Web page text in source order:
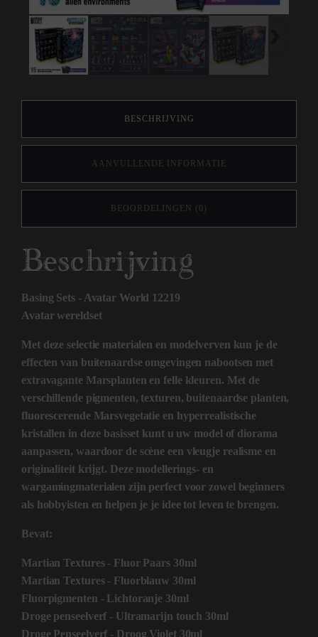
BESCHRIJVING
AANVULLENDE INFORMATIE
BEOORDELINGEN (0)
Beschrijving
Basing Sets - Avatar World 12219
Avatar wereldset
Met deze selectie materialen en modelverven kun je de
effecten van buitenaardse omgevingen nabootsen met
extravagante Marsplanten en felle kleuren. Met de
verschillende pigmenten, texturen, buitenaardse planten,
fluorescerende Marsvegetatie en hyperrealistische
kristallen in deze basisset kunt u uw model of diorama
aanpassen, waardoor de scène een vleugje realisme en
originaliteit krijgt. Deze modellerings- en
wargamingmaterialen zijn perfect voor zowel beginners
als hobbyisten en helpen je je idee tot leven te brengen.
Bevat:
Martian Textures - Fluor Paars 30ml
Martian Textures - Fluorblauw 30ml
Fluorpigmenten - Lichtoranje 30ml
Droge penseelverf - Ultramarijn touch 30ml
Droge Penseelverf - Droog Violet 30ml